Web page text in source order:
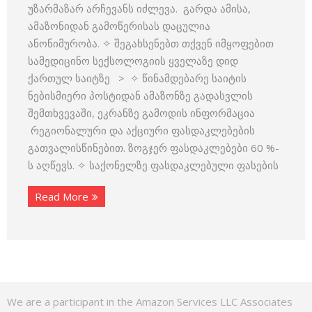
უზარმაზარ არჩევანს იძლევა. გარდა ამისა,
ამაზონიდან გამოწერისას დაცულია
ანონიმურობა. ✧ შეგახსენებთ თქვენ იმყოფებით
სამედიცინო სექსოლოგიის ყველაზე დიდ
ქართულ საიტზე > ✧ წინამდებარე საიტის
ნებისმიერი პოსტიდან ამაზონზე გადასვლის
შემთხვევაში, ეკრანზე გამოდის ინფორმაცია
რეგიონალური და აქციური ფასდაკლებების
გათვალისწინებით. ზოგჯერ ფასდაკლებები 60 %-
ს აღწევს. ✧ საქონელზე ფასდაკლებული ფასების
Read More
We are a participant in the Amazon Services LLC Associates